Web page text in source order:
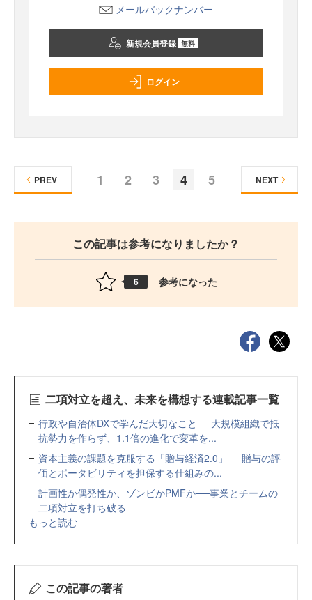
メールバックナンバー
新規会員登録 無料
ログイン
1 2 3 4 5
PREV NEXT
この記事は参考になりましたか？
6 参考になった
二項対立を超え、未来を構想する連載記事一覧
行政や自治体DXで学んだ大切なこと──大規模組織で抵
抗勢力を作らず、1.1倍の進化で変革を...
資本主義の課題を克服する「贈与経済2.0」──贈与の評
価とポータビリティを担保する仕組みの...
計画性か偶発性か、ゾンビかPMFか──事業とチームの
二項対立を打ち破る
もっと読む
この記事の著者